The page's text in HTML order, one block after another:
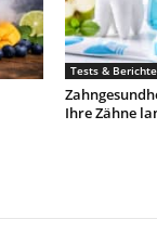
Tests & Berichte
Ihre Zähne